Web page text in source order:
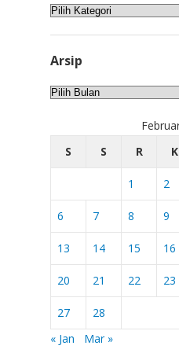
Kategori
Arsip
Arsip
S
S R K
1 2
6 7 8 9
13 14 15 16
20 21 22 23
27
28
« Jan
Mar »